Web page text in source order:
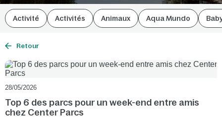
Activité Activités Animaux Aqua Mundo
Retour
28/05/2026
Top 6 des parcs pour un week-end entre amis
chez Center Parcs